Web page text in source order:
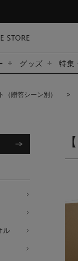
グッズ 特集
贈答シーン別）
ル